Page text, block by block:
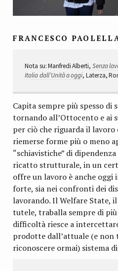
FRANCESCO
Nota su: Manfredi Alberti, Senza
Italia dall’Unità a oggi, Laterza,
Capita sempre più spesso di
tornando all’Ottocento e ai
per ciò che riguarda il
riemerse forme più o meno
“schiavistiche” di
ricatto strutturale, in un
offre un lavoro è anche
forte, sia nei confronti dei
lavorando. Il Welfare State,
tutele, traballa sempre di
difficoltà riesce a
prodotte dall’attuale (e non
riconoscere ormai) sistema